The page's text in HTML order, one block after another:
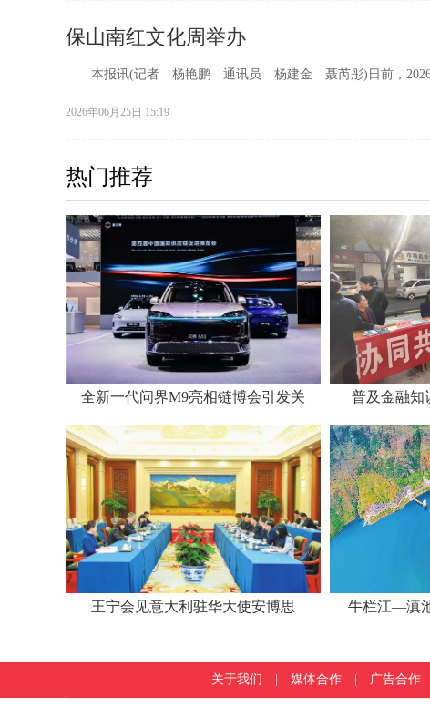
保山南红文化周举办
本报讯(记者 杨艳鹏 通讯员 杨建金 聂芮彤)日前，2026第
2026年06月25日 15:19
热门推荐
全新一代问界M9亮相链博会引发关 普及金融知
王宁会见意大利驻华大使安博思 牛栏江—滇
关于我们 媒体合作 广告合作